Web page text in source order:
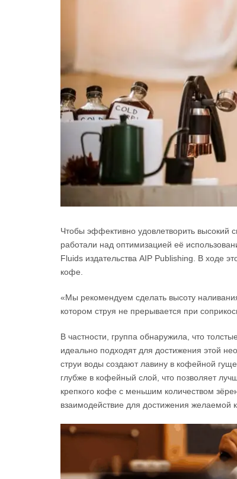
Чтобы эффективно удовлетворить высокий
работали над оптимизацией её
Fluids издательства AIP Publishing. В ходе
кофе.
«Мы рекомендуем сделать высоту
котором струя не прерывается при
В частности, группа обнаружила, что
идеально подходят для достижения этой
струи воды создают лавину в кофейной
глубже в кофейный слой, что позволяет
крепкого кофе с меньшим количеством
взаимодействие для достижения желаемой